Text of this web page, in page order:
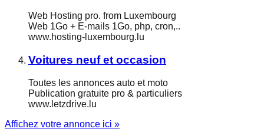
Web Hosting pro. from Luxembourg
Web 1Go + E-mails 1Go, php, cron,..
www.hosting-luxembourg.lu
Voitures neuf et occasion
Toutes les annonces auto et moto
Publication gratuite pro & particuliers
www.letzdrive.lu
Affichez votre annonce ici »